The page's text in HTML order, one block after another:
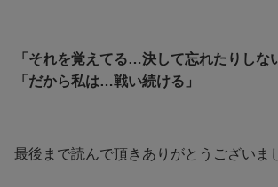
「それを覚えてる…決して忘れたりしな
「だから私は…戦い続ける」
最後まで読んで頂きありがとうございま